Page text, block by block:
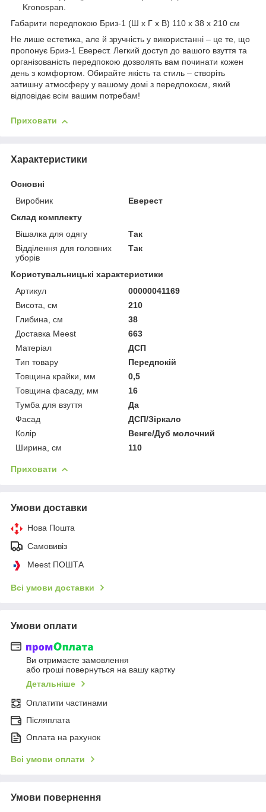
Kronospan.
Габарити передпокою Бриз-1 (Ш х Г х В) 110 х 38 х 210 см
Не лише естетика, але й зручність у використанні – це те, що
пропонує Бриз-1 Еверест. Легкий доступ до вашого взуття та
організованість передпокою дозволять вам починати кожен
день з комфортом. Обирайте якість та стиль – створіть
затишну атмосферу у вашому домі з передпокоєм, який
відповідає всім вашим потребам!
Приховати
Характеристики
Основні
Виробник
Еверест
Склад комплекту
Вішалка для одягу
Так
Відділення для головних
уборів
Так
Користувальницькі характеристики
Артикул
00000041169
Висота, см
210
Глибина, см
38
Доставка Meest
663
Матеріал
ДСП
Тип товару
Передпокій
Товщина крайки, мм
0,5
Товщина фасаду, мм
16
Тумба для взуття
Да
Фасад
ДСП/Зіркало
Колір
Венге/Дуб молочний
Ширина, см
110
Приховати
Умови доставки
Нова Пошта
Самовивіз
Meest ПОШТА
Всі умови доставки
Умови оплати
Ви отримаєте замовлення
або гроші повернуться на вашу картку
Детальніше
Оплатити частинами
Післяплата
Оплата на рахунок
Всі умови оплати
Умови повернення